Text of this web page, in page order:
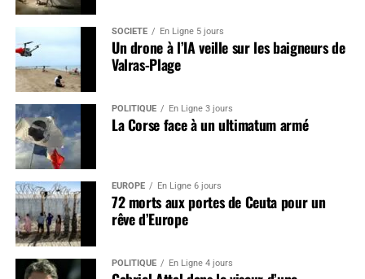
SOCIÉTÉ En Ligne 5 jours
Un drone à l’IA veille sur les baigneurs de
Valras-Plage
POLITIQUE En Ligne 3 jours
La Corse face à un ultimatum armé
EUROPE En Ligne 6 jours
72 morts aux portes de Ceuta pour un
rêve d’Europe
POLITIQUE En Ligne 4 jours